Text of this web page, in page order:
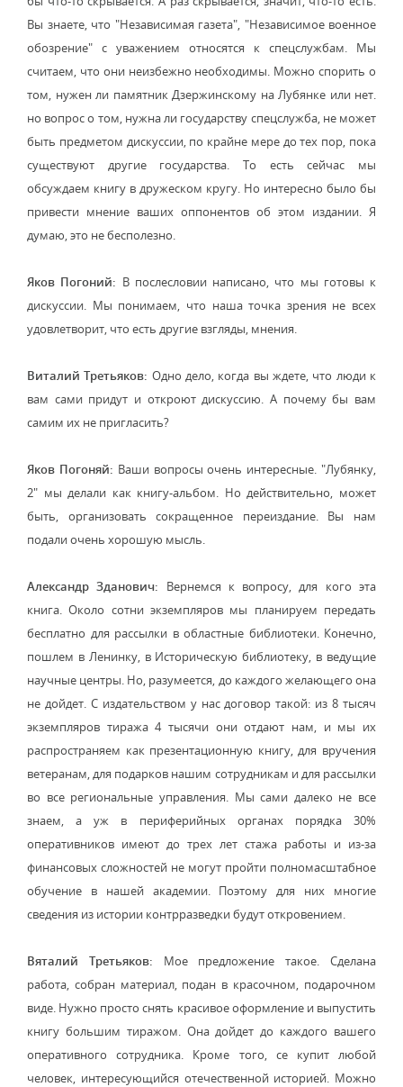
Вы знаете, что "Независимая газета", "Независимое военное
обозрение" с уважением относятся к спецслужбам. Мы
считаем, что они неизбежно необходимы. Можно спорить о
том, нужен ли памятник Дзержинскому на Лубянке или нет.
но вопрос о том, нужна ли государству спецслужба, не может
быть предметом дискуссии, по крайне мере до тех пор, пока
существуют другие государства. То есть сейчас мы
обсуждаем книгу в дружеском кругу. Но интересно было бы
привести мнение ваших оппонентов об этом издании. Я
думаю, это не бесполезно.
Яков Погоний: В послесловии написано, что мы готовы к
дискуссии. Мы понимаем, что наша точка зрения не всех
удовлетворит, что есть другие взгляды, мнения.
Виталий Третьяков: Одно дело, когда вы ждете, что люди к
вам сами придут и откроют дискуссию. А почему бы вам
самим их не пригласить?
Яков Погоняй: Ваши вопросы очень интересные. "Лубянку,
2" мы делали как книгу-альбом. Но действительно, может
быть, организовать сокращенное переиздание. Вы нам
подали очень хорошую мысль.
Александр Зданович: Вернемся к вопросу, для кого эта
книга. Около сотни экземпляров мы планируем передать
бесплатно для рассылки в областные библиотеки. Конечно,
пошлем в Ленинку, в Историческую библиотеку, в ведущие
научные центры. Но, разумеется, до каждого желающего она
не дойдет. С издательством у нас договор такой: из 8 тысяч
экземпляров тиража 4 тысячи они отдают нам, и мы их
распространяем как презентационную книгу, для вручения
ветеранам, для подарков нашим сотрудникам и для рассылки
во все региональные управления. Мы сами далеко не все
знаем, а уж в периферийных органах порядка 30%
оперативников имеют до трех лет стажа работы и из-за
финансовых сложностей не могут пройти полномасштабное
обучение в нашей академии. Поэтому для них многие
сведения из истории контрразведки будут откровением.
Вяталий Третьяков: Мое предложение такое. Сделана
работа, собран материал, подан в красочном, подарочном
виде. Нужно просто снять красивое оформление и выпустить
книгу большим тиражом. Она дойдет до каждого вашего
оперативного сотрудника. Кроме того, се купит любой
человек, интересующийся отечественной историей. Можно